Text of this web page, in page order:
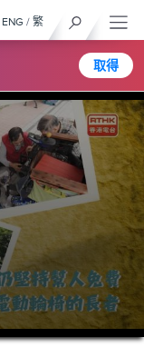
取得
ENG / 繁